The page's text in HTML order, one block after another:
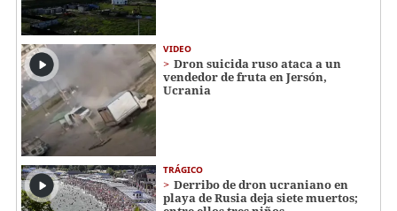
VIDEO
Dron suicida ruso ataca a un
vendedor de fruta en Jersón,
Ucrania
TRÁGICO
Derribo de dron ucraniano en
playa de Rusia deja siete muertos;